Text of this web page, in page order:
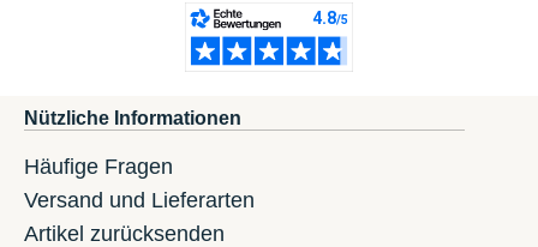
Nützliche Informationen
Häufige Fragen
Versand und Lieferarten
Artikel zurücksenden